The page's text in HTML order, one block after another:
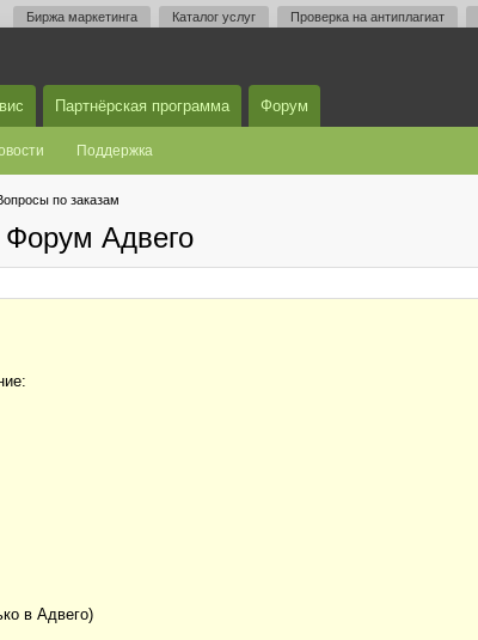
Биржа маркетинга Каталог услуг Проверка на антиплагиат
Партнёрская программа Форум
Поддержка
по заказам
Адвего
в Адвего)